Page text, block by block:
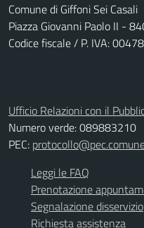
Comune di Giffoni Sei Casali
Piazza Giovanni Paolo II -
Codice fiscale / P. IVA:
Ufficio Relazioni con il
Numero verde: 089883210
PEC:
Leggi le FAQ
Prenotazione
Segnalazione disservizio
Richiesta assistenza